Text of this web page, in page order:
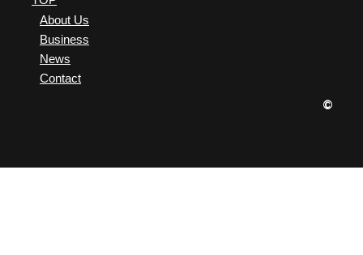
About Us
Business
News
Contact
©